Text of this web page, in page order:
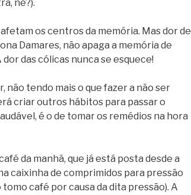
né?).
os centros da memória. Mas dor de
Damares, não apaga a memória de
das cólicas nunca se esquece!
não tendo mais o que fazer a não ser
criar outros hábitos para passar o
é o de tomar os remédios na hora
da manhã, que já está posta desde a
caixinha de comprimidos para pressão
café por causa da dita pressão). A